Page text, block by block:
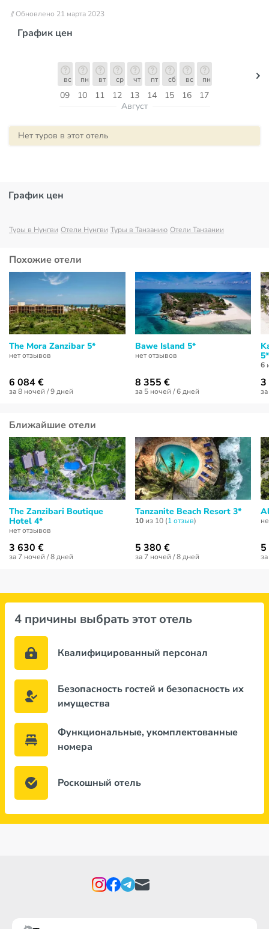
// Обновлено 21 марта 2023
График цен
09
вс
10
пн
11
вт
12
ср
13
чт
14
пт
15
сб
16
вс
17
пн
Август
Нет туров в этот отель
График цен
Туры в Нунгви Отели Нунгви Туры в Танзанию Отели Танзании
Похожие отели
The Mora Zanzibar 5*
нет отзывов
6 084 €
за 8 ночей / 9 дней
Bawe Island 5*
нет отзывов
8 355 €
за 5 ночей / 6 дней
5*
6
3
Ближайшие отели
The Zanzibari Boutique
Hotel 4*
нет отзывов
3 630 €
за 7 ночей / 8 дней
Tanzanite Beach Resort 3*
10из 10 (1 отзыв)
5 380 €
за 7 ночей / 8 дней
4 причины выбрать этот отель
Квалифицированный персонал
Безопасность гостей и безопасность их
имущества
Функциональные, укомплектованные
номера
Роскошный отель